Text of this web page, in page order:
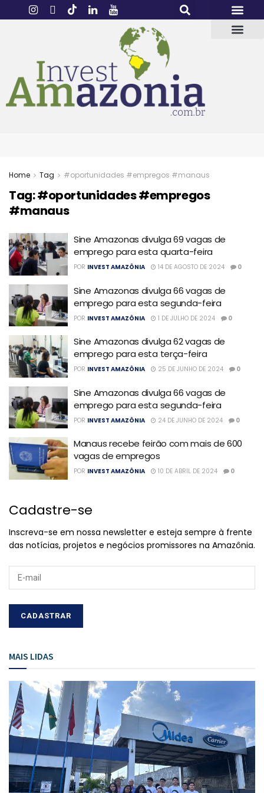
Home Tag #oportunidades #empregos #manaus
Tag:#oportunidades #empregos
#manaus
Sine Amazonas divulga 69 vagas de
emprego para esta quarta-feira
POR INVEST AMAZÔNIA 14 DE AGOSTO DE 2024 0
Sine Amazonas divulga 66 vagas de
emprego para esta segunda-feira
POR INVEST AMAZÔNIA 1 DE JULHO DE 2024 0
Sine Amazonas divulga 62 vagas de
emprego para esta terça-feira
POR INVEST AMAZÔNIA 25 DE JUNHO DE 2024 0
Sine Amazonas divulga 66 vagas de
emprego para esta segunda-feira
POR INVEST AMAZÔNIA 24 DE JUNHO DE 2024 0
Manaus recebe feirão com mais de 600
vagas de empregos
POR INVEST AMAZÔNIA 10 DE ABRIL DE 2024 0
Cadastre-se
Inscreva-se em nossa newsletter e esteja sempre à frente
das notícias, projetos e negócios promissores na Amazônia.
MAIS LIDAS